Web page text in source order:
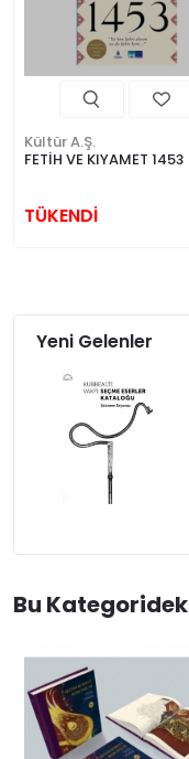
Kültür A.Ş.
FETİH VE KIYAMET 1453
TÜKENDİ
Yeni Gelenler
Bu